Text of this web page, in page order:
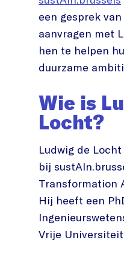
een gesprek
aanvragen met
hen te helpen
duurzame
Wie is
Locht?
Ludwig de
bij
Transformation
Hij heeft een
Vrije